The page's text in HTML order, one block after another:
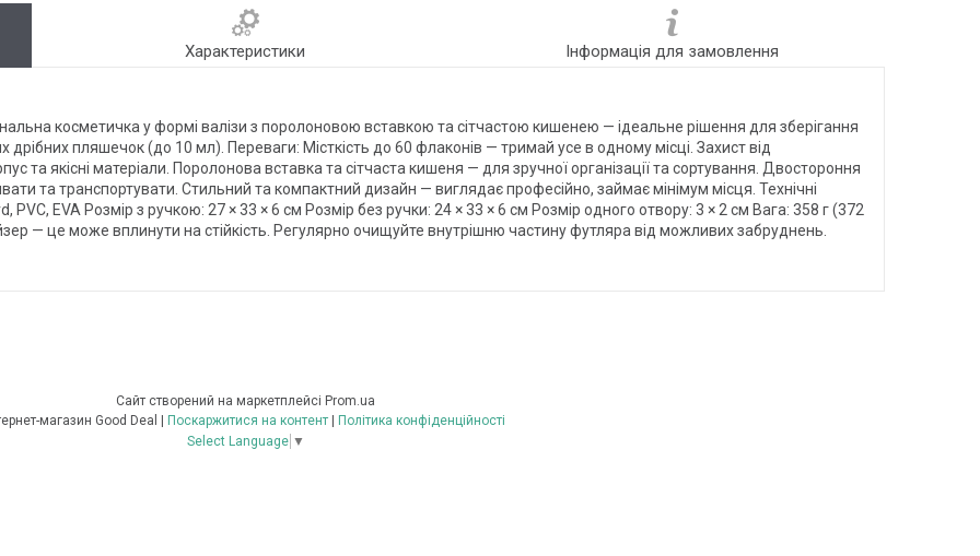
Характеристики Інформація для замовлення
косметичка у формі валізи з поролоновою вставкою та сітчастою кишенею — ідеальне рішення для зберігання
дрібних пляшечок (до 10 мл). Переваги: Місткість до 60 флаконів — тримай усе в одному місці. Захист від
та якісні матеріали. Поролонова вставка та сітчаста кишеня — для зручної організації та сортування. Двостороння
та транспортувати. Стильний та компактний дизайн — виглядає професійно, займає мінімум місця. Технічні
PVC, EVA Розмір з ручкою: 27 × 33 × 6 см Розмір без ручки: 24 × 33 × 6 см Розмір одного отвору: 3 × 2 см Вага: 358 г (372
— це може вплинути на стійкість. Регулярно очищуйте внутрішню частину футляра від можливих забруднень.
Сайт створений на маркетплейсі Prom.ua
Поскаржитися на контент
Політика конфіденційності
Select Language ▼